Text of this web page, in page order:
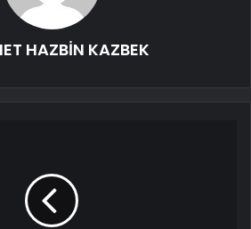
HAZBİN KAZBEK